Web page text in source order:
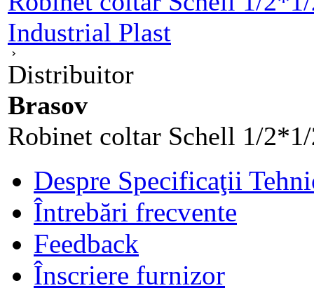
Industrial Plast
Distribuitor
Brasov
Robinet coltar Schell 1/
Despre Specificaţii
Întrebări frecvente
Feedback
Înscriere furnizor